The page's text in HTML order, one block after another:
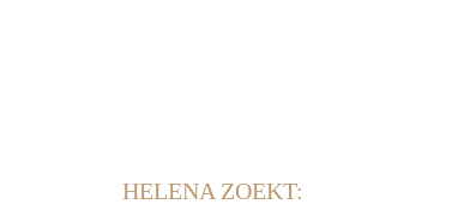
HELENA ZOEKT: